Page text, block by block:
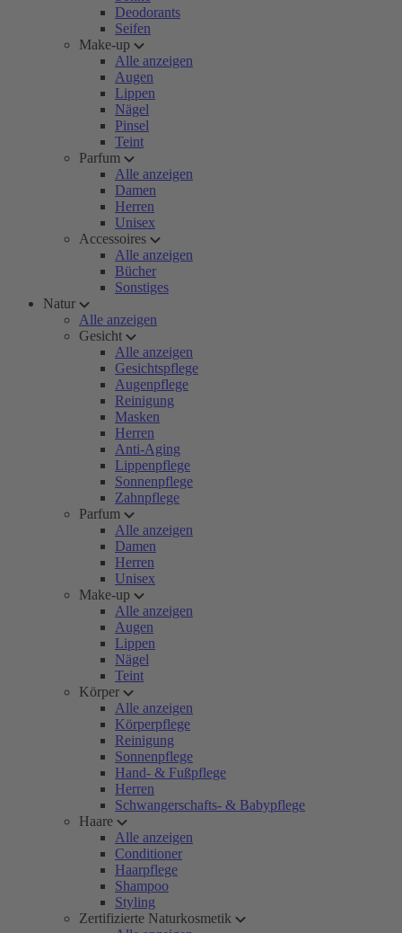
Deodorants
Seifen
Make-up
Alle anzeigen
Augen
Lippen
Nägel
Pinsel
Teint
Parfum
Alle anzeigen
Damen
Herren
Unisex
Accessoires
Alle anzeigen
Bücher
Sonstiges
Natur
Alle anzeigen
Gesicht
Alle anzeigen
Gesichtspflege
Augenpflege
Reinigung
Masken
Herren
Anti-Aging
Lippenpflege
Sonnenpflege
Zahnpflege
Parfum
Alle anzeigen
Damen
Herren
Unisex
Make-up
Alle anzeigen
Augen
Lippen
Nägel
Teint
Körper
Alle anzeigen
Körperpflege
Reinigung
Sonnenpflege
Hand- & Fußpflege
Herren
Schwangerschafts- & Babypflege
Haare
Alle anzeigen
Conditioner
Haarpflege
Shampoo
Styling
Zertifizierte Naturkosmetik